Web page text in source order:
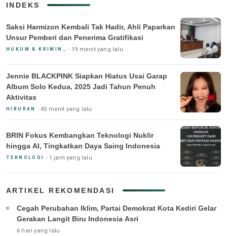
INDEKS
Saksi Harmizon Kembali Tak Hadir, Ahli Paparkan
Unsur Pemberi dan Penerima Gratifikasi
HUKUM & KRIMINAL 19 menit yang lalu
Jennie BLACKPINK Siapkan Hiatus Usai Garap
Album Solo Kedua, 2025 Jadi Tahun Penuh
Aktivitas
HIBURAN 45 menit yang lalu
BRIN Fokus Kembangkan Teknologi Nuklir
hingga AI, Tingkatkan Daya Saing Indonesia
TEKNOLOGI 1 jam yang lalu
ARTIKEL REKOMENDASI
Cegah Perubahan Iklim, Partai Demokrat Kota Kediri Gelar
Gerakan Langit Biru Indonesia Asri
6 hari yang lalu